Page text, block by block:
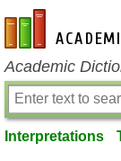
en-academic.com
Academic
Interpretations